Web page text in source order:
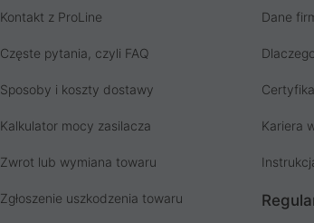
Kontakt z ProLine
Częste pytania, czyli FAQ
Sposoby i koszty dostawy
Kalkulator mocy zasilacza
Zwrot lub wymiana towaru
Zgłoszenie uszkodzenia towaru
Dane
Kariera